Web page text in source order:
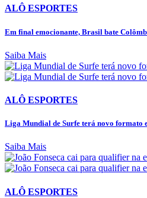
ALÔ ESPORTES
Em final emocionante, Brasil bate
Saiba Mais
ALÔ ESPORTES
Liga Mundial de Surfe terá novo formato
Saiba Mais
ALÔ ESPORTES